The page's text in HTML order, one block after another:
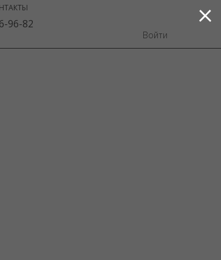
Войти
96-82